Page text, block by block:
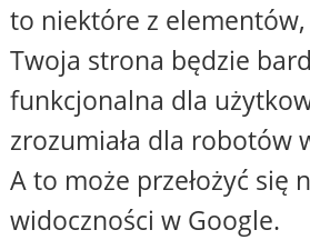
to niektóre z
Twoja strona będzie
funkcjonalna dla
zrozumiała dla robotów
A to może przełożyć się
widoczności w Google.